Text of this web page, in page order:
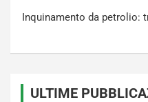
Inquinamento da petrolio:
ULTIME